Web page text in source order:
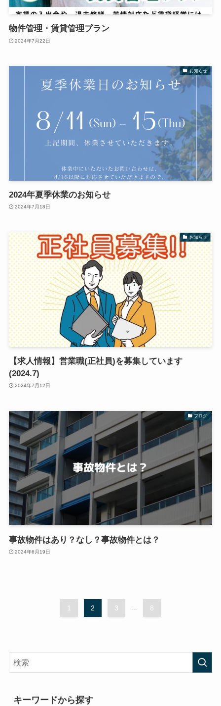
物件管理・賃貸管理プラン
2024年7月22日
お知らせ
2024年夏季休業のお知らせ
2024年7月18日
お知らせ
【求人情報】営業職(正社員)を募集しています
(2024.7)
2024年7月12日
ブログ
事故物件はあり？なし？事故物件とは？
2024年6月19日
1 2 3 ... 8
キーワードから探す